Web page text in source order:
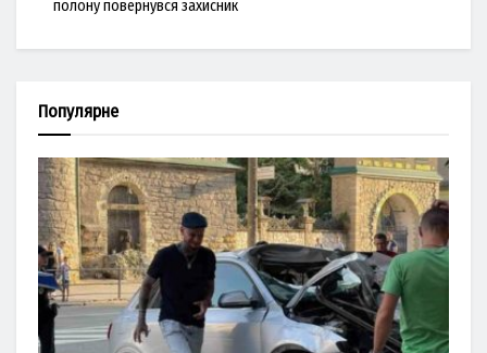
полону повернувся захисник
Популярне